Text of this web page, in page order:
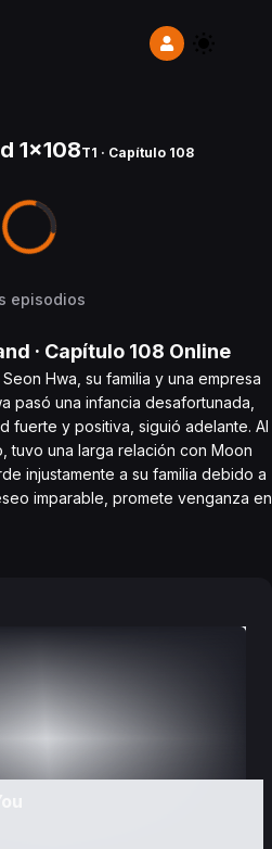
1x108T1 · Capítulo 108
episodios
· Capítulo 108 Online
Hwa, su familia y una empresa
pasó una infancia desafortunada,
fuerte y positiva, siguió adelante. Al
tuvo una larga relación con Moon
injustamente a su familia debido a
imparable, promete venganza en